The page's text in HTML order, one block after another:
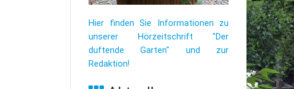
Hier finden Sie Informationen zu
unserer Hörzeitschrift "Der
duftende Garten" und zur
Redaktion!